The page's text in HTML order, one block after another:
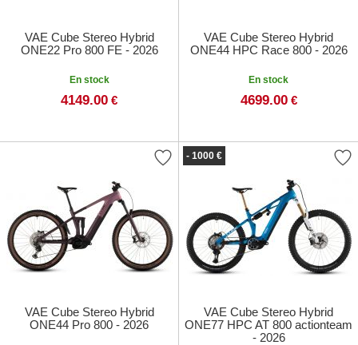
VAE Cube Stereo Hybrid
ONE22 Pro 800 FE - 2026
En stock
4149.00 €
VAE Cube Stereo Hybrid
ONE44 HPC Race 800 - 2026
En stock
4699.00 €
VAE Cube Stereo Hybrid
ONE44 Pro 800 - 2026
- 1000 €
VAE Cube Stereo Hybrid
ONE77 HPC AT 800 actionteam
- 2026